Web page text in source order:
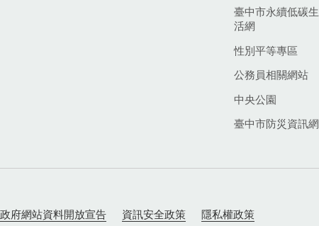
臺中市永續低碳生
活網
性別平等專區
公務員相關網站
中央公園
臺中市防災資訊網
政府網站資料開放宣告 資訊安全政策 隱私權政策